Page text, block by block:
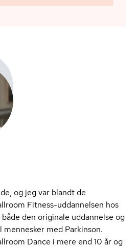
og jeg var blandt de
Fitness-uddannelsen hos
både den originale uddannelse og
med Parkinson.
Dance i mere end 10 år og